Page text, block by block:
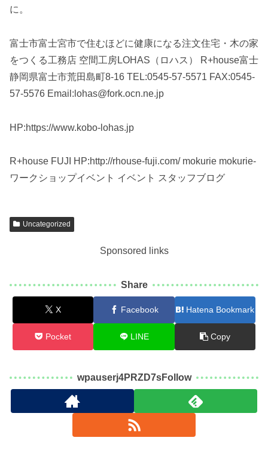
に。
富士市富士宮市で住むほどに健康になる注文住宅・木の家
をつくる工務店 空間工房LOHAS（ロハス） R+house富士
静岡県富士市荒田島町8-16 TEL:0545-57-5571 FAX:0545-
57-5576 Email:lohas@fork.ocn.ne.jp
HP:https://www.kobo-lohas.jp
R+house FUJI HP:http://rhouse-fuji.com/ mokurie mokurie-
ワークショップイベント イベント スタッフブログ
Uncategorized
Sponsored links
Share
X Facebook Hatena Bookmark
Pocket LINE Copy
wpauserj4PRZD7sFollow